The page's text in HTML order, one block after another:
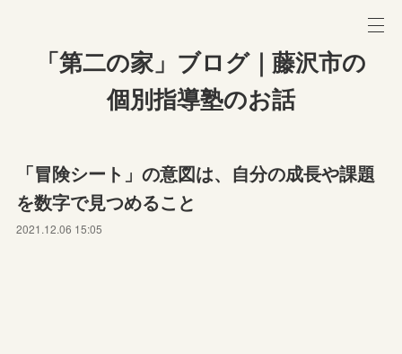
「第二の家」ブログ｜藤沢市の
個別指導塾のお話
「冒険シート」の意図は、自分の成長や課題
を数字で見つめること
2021.12.06 15:05